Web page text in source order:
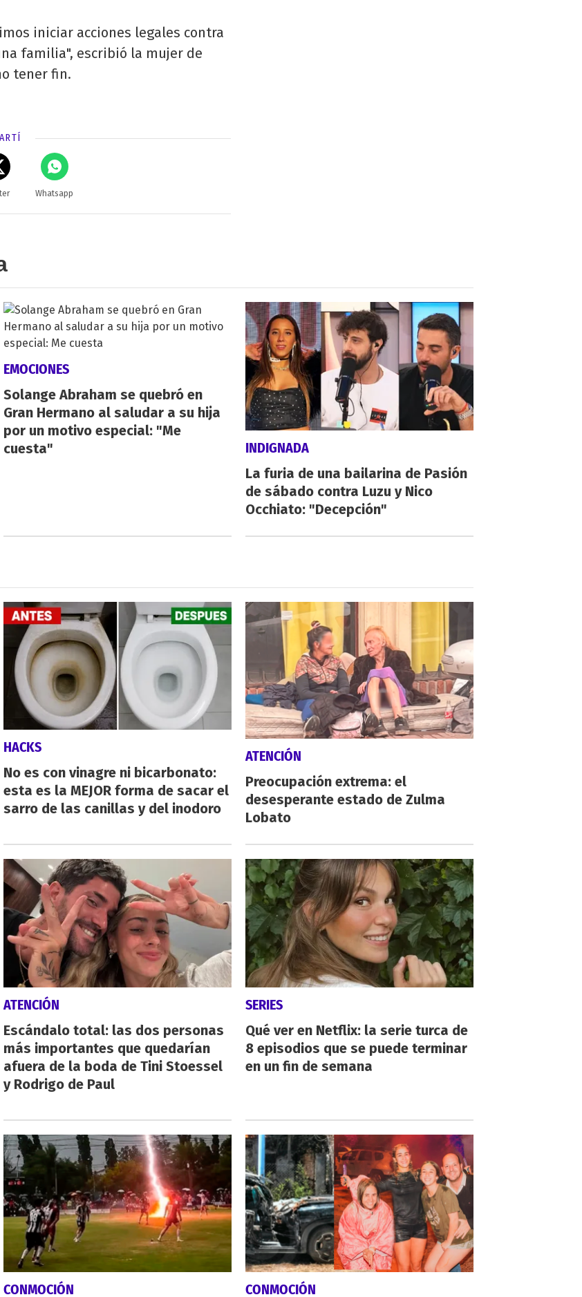
iniciar acciones legales contra
familia", escribió la mujer de
tener fin.
Whatsapp
EMOCIONES
Solange Abraham se quebró en
Gran Hermano al saludar a su hija
por un motivo especial: "Me
cuesta"
INDIGNADA
La furia de una bailarina de Pasión
de sábado contra Luzu y Nico
Occhiato: "Decepción"
HACKS
No es con vinagre ni bicarbonato:
esta es la MEJOR forma de sacar el
sarro de las canillas y del inodoro
ATENCIÓN
Preocupación extrema: el
desesperante estado de Zulma
Lobato
ATENCIÓN
Escándalo total: las dos personas
más importantes que quedarían
afuera de la boda de Tini Stoessel
y Rodrigo de Paul
SERIES
Qué ver en Netflix: la serie turca de
8 episodios que se puede terminar
en un fin de semana
CONMOCIÓN CONMOCIÓN